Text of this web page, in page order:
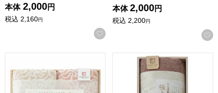
本体 2,000円
税込 2,160円
お気に入りに登録する
本体 2,000円
税込 2,200円
今治謹製 紋織タオルギフト[IM7720]【贈りものカタログ】
今治謹製 極上タオルギフト(